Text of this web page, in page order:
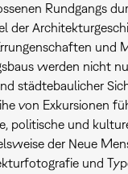
Rundgangs
der
und
werden nicht
städtebaulicher
von Exkursionen
politische und
der Neue
und